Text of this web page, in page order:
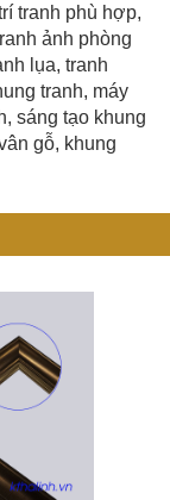
tranh phù hợp,
ảnh phòng
lụa, tranh
tranh, máy
sáng tạo khung
gỗ, khung